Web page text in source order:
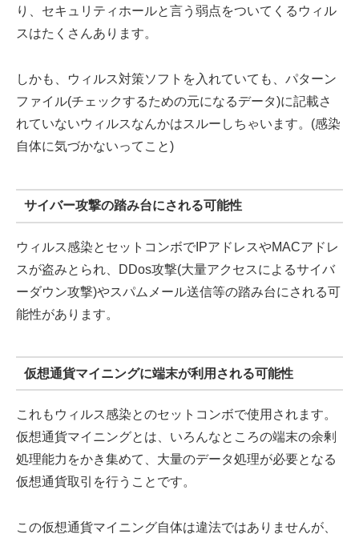
り、セキュリティホールと言う弱点をついてくるウィル
スはたくさんあります。
しかも、ウィルス対策ソフトを入れていても、パターン
ファイル(チェックするための元になるデータ)に記載さ
れていないウィルスなんかはスルーしちゃいます。(感染
自体に気づかないってこと)
サイバー攻撃の踏み台にされる可能性
ウィルス感染とセットコンボでIPアドレスやMACアドレ
スが盗みとられ、DDos攻撃(大量アクセスによるサイバ
ーダウン攻撃)やスパムメール送信等の踏み台にされる可
能性があります。
仮想通貨マイニングに端末が利用される可能性
これもウィルス感染とのセットコンボで使用されます。
仮想通貨マイニングとは、いろんなところの端末の余剰
処理能力をかき集めて、大量のデータ処理が必要となる
仮想通貨取引を行うことです。
この仮想通貨マイニング自体は違法ではありませんが、